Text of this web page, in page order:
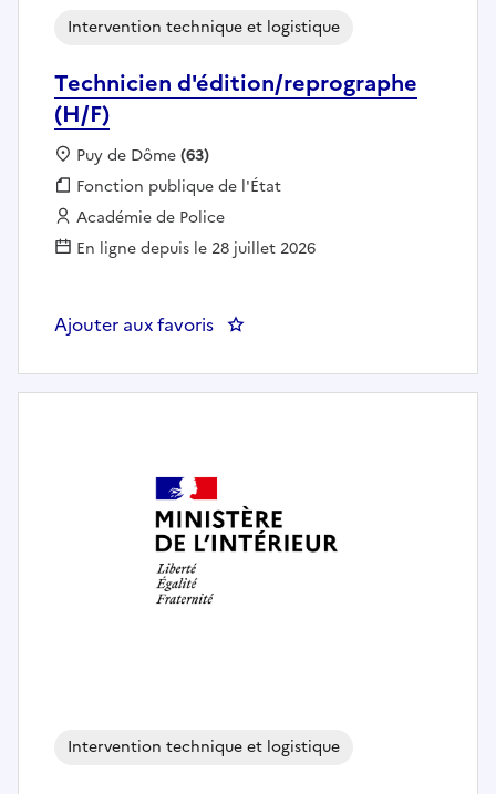
Technicien d'édition/reprographe
(H/F)
Intervention technique et logistique
Localisation :
Puy de Dôme(63)
Fonction publique :
Fonction publique de l'État
Employeur :
Académie de Police
En ligne depuis le 28 juillet 2026
Ajouter aux favoris : Technicien d'édition/
Intervention technique et logistique